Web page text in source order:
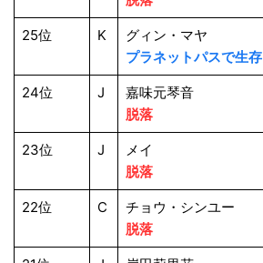
25位 K
グィン・マヤ
プラネットパスで生存
24位 J
嘉味元琴音
脱落
23位 J
メイ
脱落
22位 C
チョウ・シンユー
脱落